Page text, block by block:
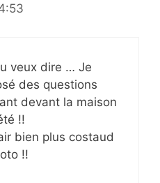
veux dire … Je
des questions
devant la maison
!!
bien plus costaud
!!